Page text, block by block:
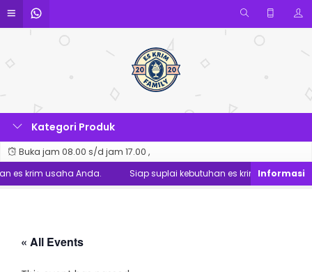
Kategori Produk
Buka jam 08.00 s/d jam 17.00 ,
es krim usaha Anda.
Siap suplai kebutuhan es krim usaha Anda.
« All Events